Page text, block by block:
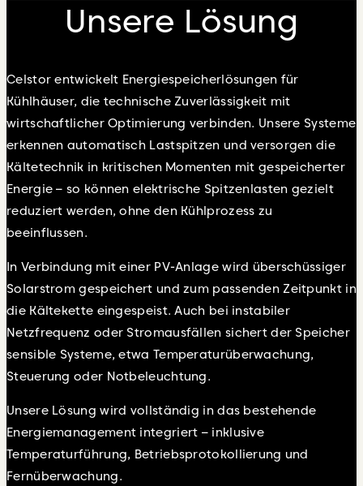
Unsere Lösung
Celstor entwickelt Energiespeicherlösungen für
Kühlhäuser, die technische Zuverlässigkeit mit
wirtschaftlicher Optimierung verbinden. Unsere Systeme
erkennen automatisch Lastspitzen und versorgen die
Kältetechnik in kritischen Momenten mit gespeicherter
Energie – so können elektrische Spitzenlasten gezielt
reduziert werden, ohne den Kühlprozess zu
beeinflussen.
In Verbindung mit einer PV-Anlage wird überschüssiger
Solarstrom gespeichert und zum passenden Zeitpunkt in
die Kältekette eingespeist. Auch bei instabiler
Netzfrequenz oder Stromausfällen sichert der Speicher
sensible Systeme, etwa Temperaturüberwachung,
Steuerung oder Notbeleuchtung.
Unsere Lösung wird vollständig in das bestehende
Energiemanagement integriert – inklusive
Temperaturführung, Betriebsprotokollierung und
Fernüberwachung.